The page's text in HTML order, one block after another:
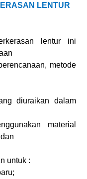
LENTUR
lentur ini
metode
diuraikan dalam
material
untuk :